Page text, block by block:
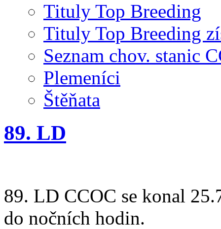
Tituly Top Breeding
Tituly Top Breeding
Seznam chov. stanic
Plemeníci
Štěňata
89. LD
89. LD CCOC se konal
do nočních hodin.